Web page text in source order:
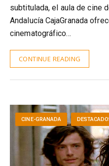
subtitulada, el aula de cine
Andalucía CajaGranada
cinematográfico…
CONTINUE READING
CINE-GRANADA